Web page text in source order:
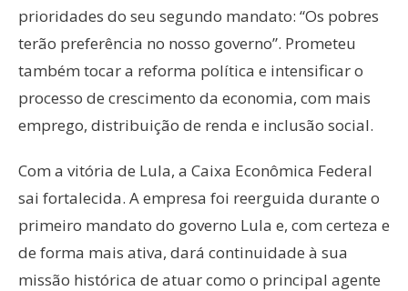
prioridades do seu segundo mandato: “Os pobres
terão preferência no nosso governo”. Prometeu
também tocar a reforma política e intensificar o
processo de crescimento da economia, com mais
emprego, distribuição de renda e inclusão social.
Com a vitória de Lula, a Caixa Econômica Federal
sai fortalecida. A empresa foi reerguida durante o
primeiro mandato do governo Lula e, com certeza e
de forma mais ativa, dará continuidade à sua
missão histórica de atuar como o principal agente